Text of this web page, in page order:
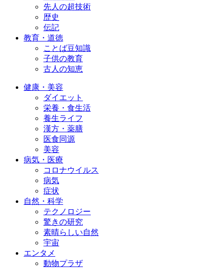
先人の超技術
歴史
伝記
教育・道徳
ことば豆知識
子供の教育
古人の知恵
健康・美容
ダイエット
栄養・食生活
養生ライフ
漢方・薬膳
医食同源
美容
病気・医療
コロナウイルス
病気
症状
自然・科学
テクノロジー
驚きの研究
素晴らしい自然
宇宙
エンタメ
動物プラザ